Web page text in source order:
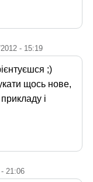
- 15:19
;)
щось нове,
і
21:06